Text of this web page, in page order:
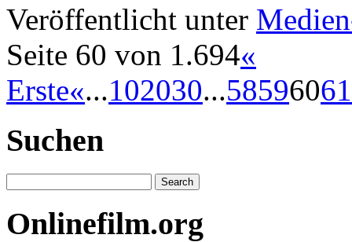
Veröffentlicht unter
Seite 60 von 1.694«
Erste«...102030...58596061
Suchen
Onlinefilm.org